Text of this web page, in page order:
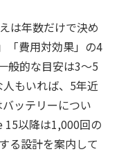
は年数だけで決め
「費用対効果」の4
般的な目安は3〜5
もいれば、5年近
ッテリーについ
15以降は1,000回の
る設計を案内して